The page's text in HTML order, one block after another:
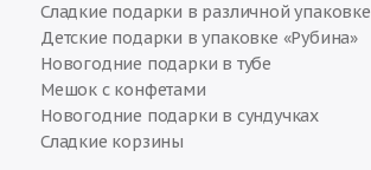
Сладкие подарки в различной упаковке
Детские подарки в упаковке «Рубина»
Новогодние подарки в тубе
Мешок с конфетами
Новогодние подарки в сундучках
Сладкие корзины